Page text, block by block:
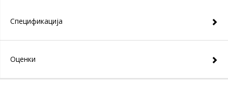
Спецификација
Оценки